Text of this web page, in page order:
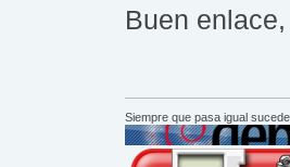
Buen
Siempre que pasa igual